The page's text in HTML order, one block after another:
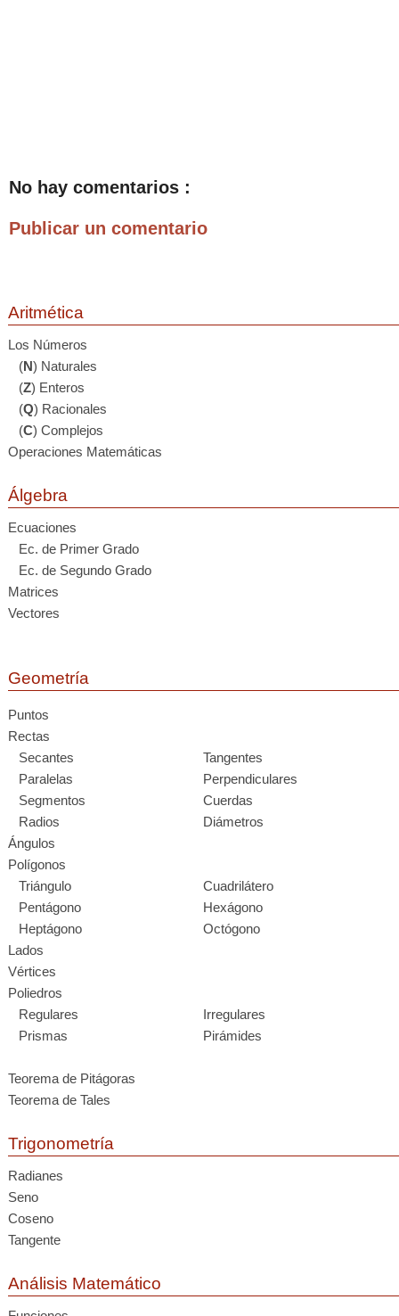
No hay comentarios :
Publicar un comentario
Aritmética
Los Números
(N) Naturales
(Z) Enteros
(Q) Racionales
(C) Complejos
Operaciones Matemáticas
Álgebra
Ecuaciones
Ec. de Primer Grado
Ec. de Segundo Grado
Matrices
Vectores
Geometría
Puntos
Rectas
Secantes
Tangentes
Paralelas
Perpendiculares
Segmentos
Cuerdas
Radios
Diámetros
Ángulos
Polígonos
Triángulo
Cuadrilátero
Pentágono
Hexágono
Heptágono
Octógono
Lados
Vértices
Poliedros
Regulares
Irregulares
Prismas
Pirámides
Teorema de Pitágoras
Teorema de Tales
Trigonometría
Radianes
Seno
Coseno
Tangente
Análisis Matemático